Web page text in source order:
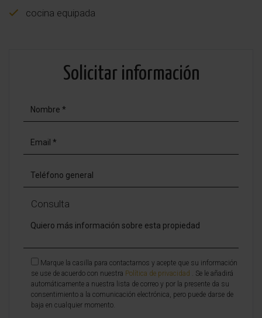
cocina equipada
Solicitar información
Consulta
Marque la casilla para contactarnos y acepte que su información
se use de acuerdo con nuestra Política de privacidad . Se le añadirá
automáticamente a nuestra lista de correo y por la presente da su
consentimiento a la comunicación electrónica, pero puede darse de
baja en cualquier momento.